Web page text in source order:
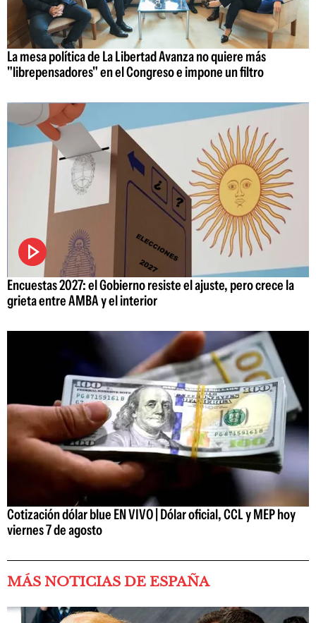
La mesa política de La Libertad Avanza no quiere más
"librepensadores" en el Congreso e impone un filtro
Encuestas 2027: el Gobierno resiste el ajuste, pero crece la
grieta entre AMBA y el interior
Cotización dólar blue EN VIVO | Dólar oficial, CCL y MEP hoy
viernes 7 de agosto
MÁS NOTICIAS DE ESPAÑA